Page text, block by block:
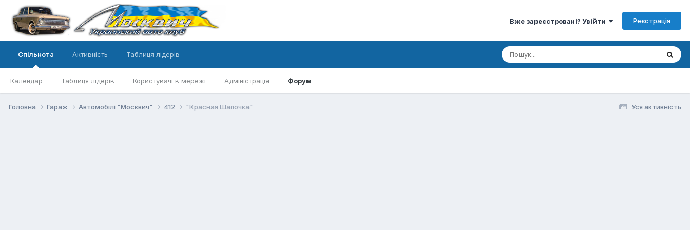
Вже зареєстровані? Увійти Реєстрація
Спільнота
Календар Таблиця лідерів Користувачі в мережі Адміністрація Форум
Активність Таблиця лідерів
Уся активність
Головна Гараж Автомобілі "Москвич" 412 "Красная Шапочка"